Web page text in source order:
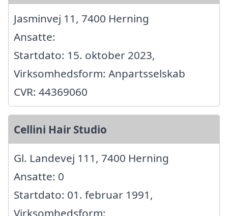
Jasminvej 11, 7400 Herning
Ansatte:
Startdato: 15. oktober 2023,
Virksomhedsform: Anpartsselskab
CVR: 44369060
Cellini Hair Studio
Gl. Landevej 111, 7400 Herning
Ansatte: 0
Startdato: 01. februar 1991,
Virksomhedsform: